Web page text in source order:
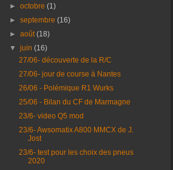
►octobre(1)
►septembre(16)
►août(18)
▼juin(16)
27/06- découverte de la R/C
27/06- jour de course à Nantes
26/06 - Polémique R1 Wurks
25/06 - Bilan du CF de Marmagne
23/6- video Q5 mod
23/6- Awsomatix A800 MMCX de J.
Jost
23/6- test pour les choix des pneus
2020